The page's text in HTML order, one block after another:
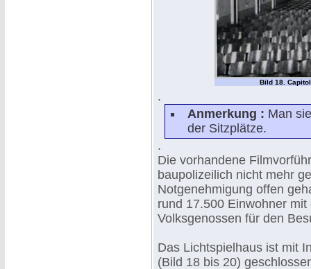
Bild 18.
.
Anmerkung : Man
der Sitzplätze.
.
Die vorhandene
baupolizeilich nicht mehr
Notgenehmigung offen
rund 17.500 Einwohner
Volksgenossen für den
Das Lichtspielhaus ist mit
(Bild 18 bis 20)